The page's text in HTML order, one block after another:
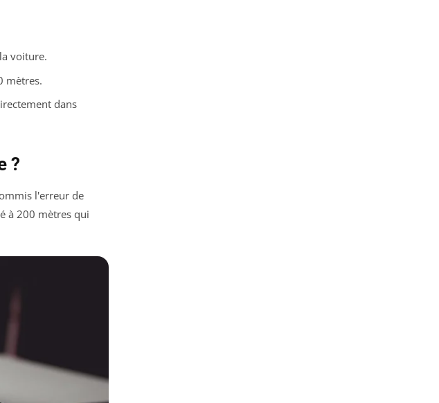
voiture.
mètres.
dans
?
l'erreur de
à 200 mètres qui